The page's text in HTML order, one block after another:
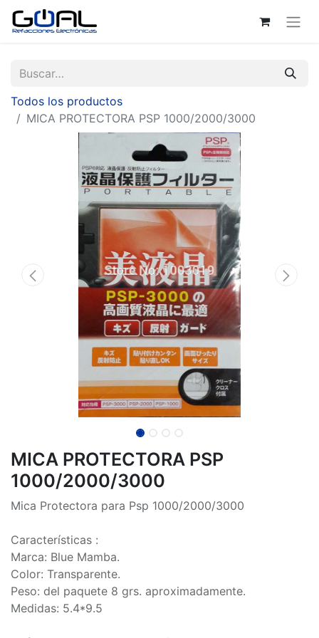
Todos los productos
MICA PROTECTORA PSP 1000/2000/3000
MICA PROTECTORA PSP
1000/2000/3000
Mica Protectora para Psp 1000/2000/3000
Características :
Marca: Blue Mamba.
Color: Transparente.
Peso: del paquete 8 grs. aproximadamente.
Medidas: 5.4*9.5